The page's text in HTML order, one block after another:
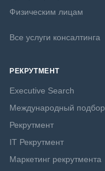
Физическим лицам
Все услуги консалтинга
РЕКРУТМЕНТ
Executive Search
Международный подбор
Рекрутмент
IT Рекрутмент
Маркетинг рекрутмента